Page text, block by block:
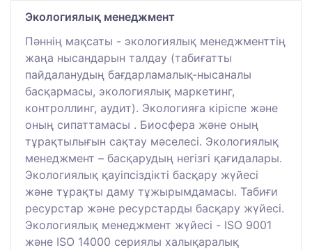
Экологиялық менеджмент
Пәннің мақсаты - экологиялық менеджменттің
жаңа нысандарын талдау (табиғатты
пайдаланудың бағдарламалық-нысаналы
басқармасы, экологиялық маркетинг,
контроллинг, аудит). Экологияға кіріспе және
оның сипаттамасы . Биосфера және оның
тұрақтылығын сақтау мәселесі. Экологиялық
менеджмент – басқарудың негізгі қағидалары.
Экологиялық қауіпсіздікті басқару жүйесі
және тұрақты даму тұжырымдамасы. Табиғи
ресурстар және ресурстарды басқару жүйесі.
Экологиялық менеджмент жүйесі - ISO 9001
және ISO 14000 сериялы халықаралық